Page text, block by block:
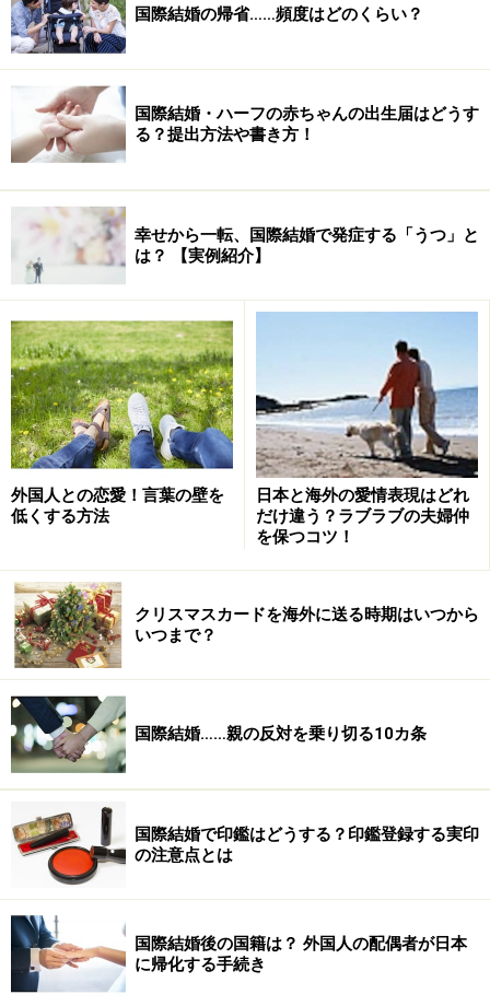
でも、日本の温泉文化は独特だと思うのです。そもそ
も“日本人は風呂好き”という大前提がありますが、なに
がどう独特なのか、考えてみました。
海外では、温水プールのようになっている温泉が多いの
に対し、日本では……
水着などは着用しないで、裸で入る
基本的に男女別
お湯が熱め
硫黄など成分の香りが強い
プールスタイルは少ない
露天風呂も好まれ、自然の地形を利用したものが多
温泉の数が多い
温泉旅館が独特のリラックススタイルをつくってい
る（浴衣で過ごす、豪華な料理、マッサージはつき
もの、など）
→外国の人から見た日本の温泉の魅力は 次ページ へ
※記事内容は執筆時点のものです。最新の内容をご確認くださ
い。
1/5 次のページへ
国際結婚の帰省……頻度はどのくらい？
国際結婚・ハーフの赤ちゃんの出生届はどうす
る？提出方法や書き方！
幸せから一転、国際結婚で発症する「うつ」と
は？ 【実例紹介】
外国人との恋愛！言葉の壁を
低くする方法
日本と海外の愛情表現はどれ
だけ違う？ラブラブの夫婦仲
を保つコツ！
クリスマスカードを海外に送る時期はいつから
いつまで？
国際結婚……親の反対を乗り切る10カ条
国際結婚で印鑑はどうする？印鑑登録する実印
の注意点とは
国際結婚後の国籍は？ 外国人の配偶者が日本
に帰化する手続き